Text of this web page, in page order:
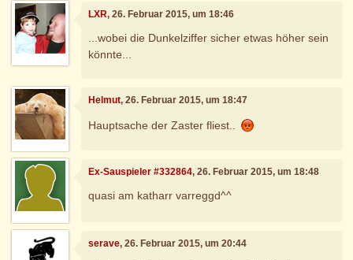
LXR, 26. Februar 2015, um 18:46
...wobei die Dunkelziffer sicher etwas höher sein
könnte...
Helmut, 26. Februar 2015, um 18:47
Hauptsache der Zaster fliest..
Ex-Sauspieler #332864, 26. Februar 2015, um 18:48
quasi am katharr varreggd^^
serave, 26. Februar 2015, um 20:44